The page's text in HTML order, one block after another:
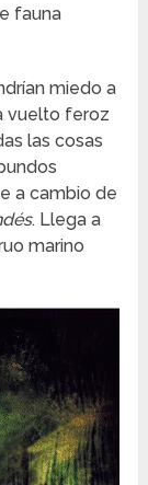
fauna
miedo a
vuelto feroz
las cosas
a cambio de
. Llega a
marino